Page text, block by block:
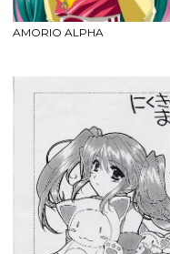
AMORIO ALPHA